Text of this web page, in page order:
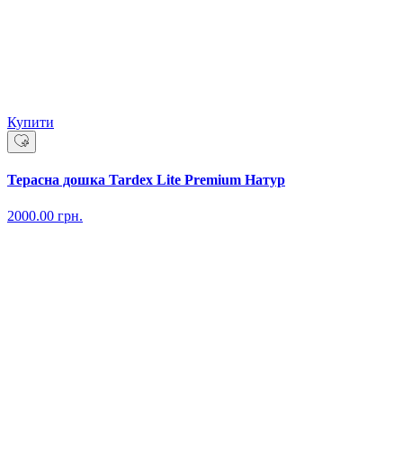
Купити
Терасна дошка Tardex Lite Premium Натур
2000.00 грн.